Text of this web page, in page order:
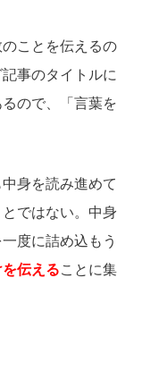
ことを伝えるの
事のタイトルに
ので、「言葉を
身を読み進めて
ではない。中身
度に詰め込もう
伝えることに集